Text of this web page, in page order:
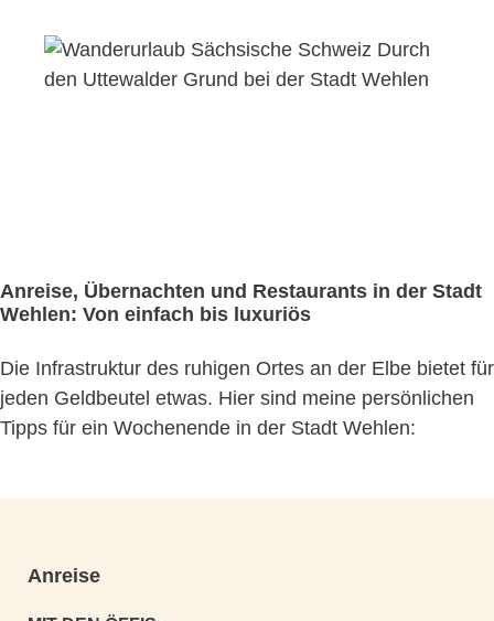
Anreise, Übernachten und Restaurants in der Stadt
Wehlen: Von einfach bis luxuriös
Die Infrastruktur des ruhigen Ortes an der Elbe bietet für
jeden Geldbeutel etwas. Hier sind meine persönlichen
Tipps für ein Wochenende in der Stadt Wehlen:
Anreise